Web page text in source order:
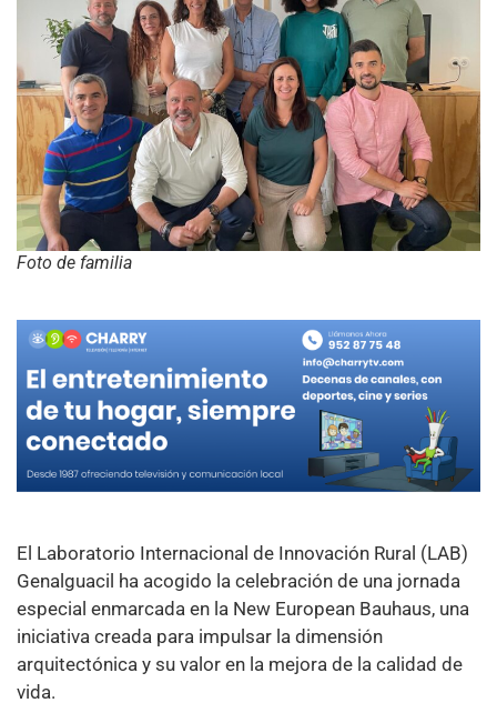
Foto de familia
El Laboratorio Internacional de Innovación Rural (LAB)
Genalguacil ha acogido la celebración de una jornada
especial enmarcada en la New European Bauhaus, una
iniciativa creada para impulsar la dimensión
arquitectónica y su valor en la mejora de la calidad de
vida.